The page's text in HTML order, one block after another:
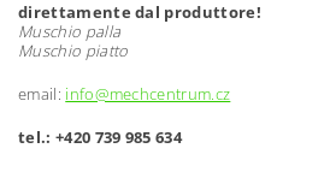
direttamente dal produttore!
Muschio palla
Muschio piatto
email: info@mechcentrum.cz
tel.: +420 739 985 634